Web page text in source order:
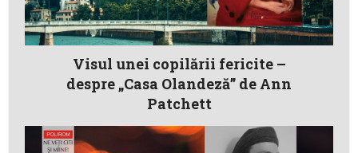
Visul unei copilării fericite –
despre „Casa Olandeză” de Ann
Patchett